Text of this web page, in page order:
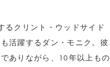
るクリント・ウッドサイド
活躍するダン・モニク。彼
ありながら、10年以上もの